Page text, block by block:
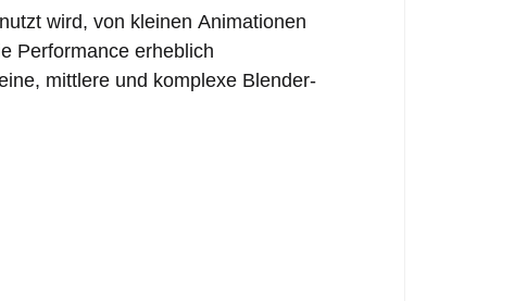
wird, von kleinen Animationen
Performance erheblich
mittlere und komplexe Blender-